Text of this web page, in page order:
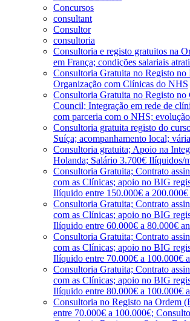
Concursos
consultant
Consultor
consultoria
Consultoria e registo gratuitos na
em França; condições salariais
Consultoria Gratuita no Registo
Organização com Clínicas do NHS
Consultoria Gratuita no Registo no
Council; Integração em rede de
com parceria com o NHS;
Consultoria gratuita registo do
Suíça; acompanhamento local;
Consultoria gratuita; Apoio na
Holanda; Salário 3.700€ Ilíquidos/
Consultoria Gratuita; Contrato
com as Clínicas; apoio no BIG
Ilíquido entre 150.000€ a 200.000€
Consultoria Gratuita; Contrato
com as Clínicas; apoio no BIG
Ilíquido entre 60.000€ a 80.000€
Consultoria Gratuita; Contrato
com as Clínicas; apoio no BIG
Ilíquido entre 70.000€ a 100.000€
Consultoria Gratuita; Contrato
com as Clínicas; apoio no BIG
Ilíquido entre 80.000€ a 100.000€
Consultoria no Registo na Ordem
entre 70.000€ a 100.000€;